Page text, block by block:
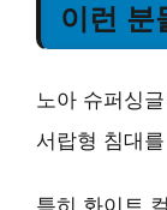
이런 분
노아 슈퍼싱
서랍형 침대
특히 화이트